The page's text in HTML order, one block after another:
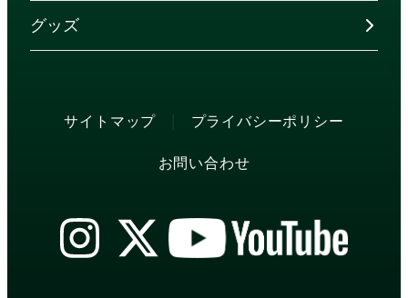
グッズ
サイトマップ | プライバシーポリシー
お問い合わせ